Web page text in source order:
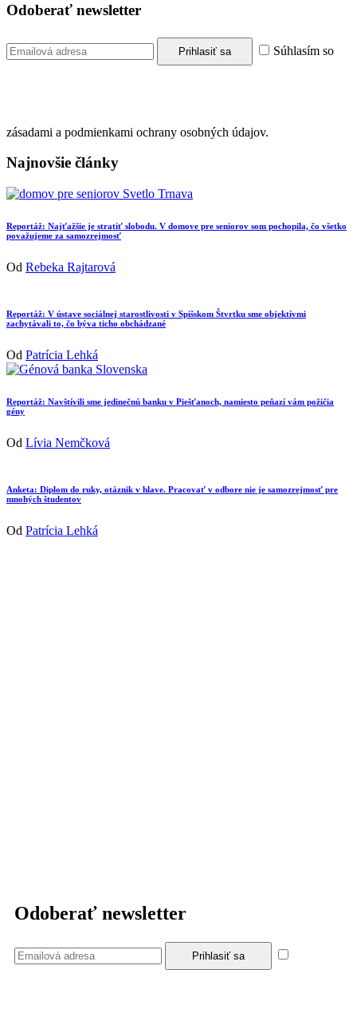
Odoberať newsletter
Súhlasím so
zásadami a podmienkami ochrany osobných údajov.
Najnovšie články
Reportáž: Najťažšie je stratiť slobodu. V domove pre seniorov som pochopila, čo všetko
považujeme za samozrejmosť
Od Rebeka Rajtarová
Reportáž: V ústave sociálnej starostlivosti v Spišskom Štvrtku sme objektívmi
zachytávali to, čo býva ticho obchádzané
Od Patrícia Lehká
Reportáž: Navštívili sme jedinečnú banku v Piešťanoch, namiesto peňazí vám požičia
gény
Od Lívia Nemčková
Anketa: Diplom do ruky, otáznik v hlave. Pracovať v odbore nie je samozrejmosť pre
mnohých študentov
Od Patrícia Lehká
Odoberať newsletter